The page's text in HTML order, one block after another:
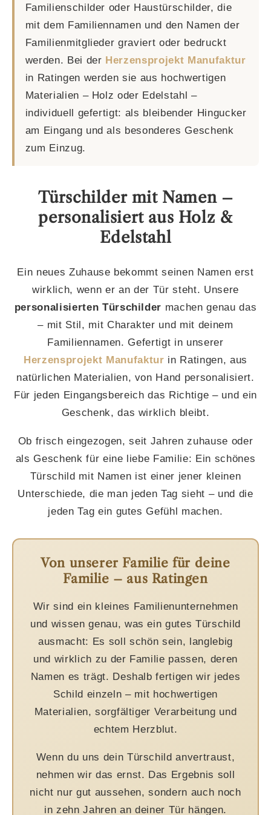
Familienschilder oder Haustürschilder, die
mit dem Familiennamen und den Namen der
Familienmitglieder graviert oder bedruckt
werden. Bei der Herzensprojekt Manufaktur
in Ratingen werden sie aus hochwertigen
Materialien – Holz oder Edelstahl –
individuell gefertigt: als bleibender Hingucker
am Eingang und als besonderes Geschenk
zum Einzug.
Türschilder mit Namen –
personalisiert aus Holz &
Edelstahl
Ein neues Zuhause bekommt seinen Namen erst
wirklich, wenn er an der Tür steht. Unsere
personalisierten Türschilder machen genau das
– mit Stil, mit Charakter und mit deinem
Familiennamen. Gefertigt in unserer
Herzensprojekt Manufaktur in Ratingen, aus
natürlichen Materialien, von Hand personalisiert.
Für jeden Eingangsbereich das Richtige – und ein
Geschenk, das wirklich bleibt.
Ob frisch eingezogen, seit Jahren zuhause oder
als Geschenk für eine liebe Familie: Ein schönes
Türschild mit Namen ist einer jener kleinen
Unterschiede, die man jeden Tag sieht – und die
jeden Tag ein gutes Gefühl machen.
Von unserer Familie für deine
Familie – aus Ratingen
Wir sind ein kleines Familienunternehmen
und wissen genau, was ein gutes Türschild
ausmacht: Es soll schön sein, langlebig
und wirklich zu der Familie passen, deren
Namen es trägt. Deshalb fertigen wir jedes
Schild einzeln – mit hochwertigen
Materialien, sorgfältiger Verarbeitung und
echtem Herzblut.
Wenn du uns dein Türschild anvertraust,
nehmen wir das ernst. Das Ergebnis soll
nicht nur gut aussehen, sondern auch noch
in zehn Jahren an deiner Tür hängen.